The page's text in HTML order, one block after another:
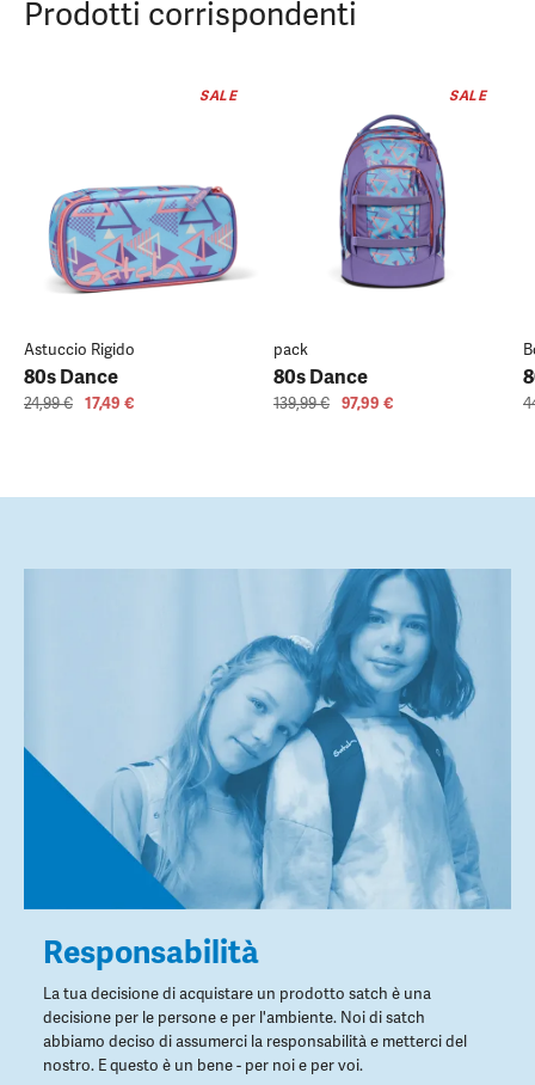
Prodotti corrispondenti
SALE
Astuccio Rigido
80s Dance
24,99 € 17,49 €
SALE
pack
80s Dance
139,99 € 97,99 €
Responsabilità
La tua decisione di acquistare un prodotto satch è una
decisione per le persone e per l'ambiente. Noi di satch
abbiamo deciso di assumerci la responsabilità e metterci del
nostro. E questo è un bene - per noi e per voi.